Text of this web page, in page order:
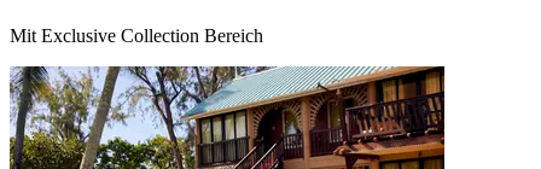
Mit Exclusive Collection Bereich